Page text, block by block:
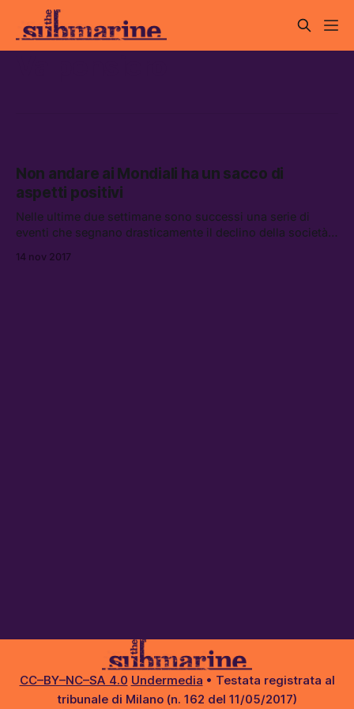
Non andare ai Mondiali ha un sacco di
aspetti positivi
Nelle ultime due settimane sono successi una serie di
eventi che segnano drasticamente il declino della società
14 nov 2017
CC–BY–NC–SA 4.0 Undermedia • Testata registrata al
tribunale di Milano (n. 162 del 11/05/2017)